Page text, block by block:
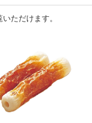
ただけます。